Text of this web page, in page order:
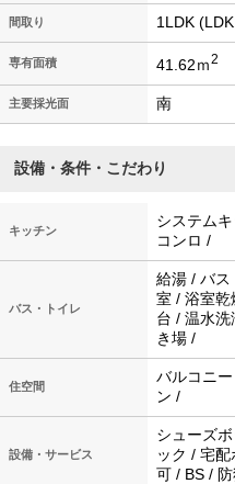
間取り 1LDK
専有面積 41.62ｍ2
主要採光面 南
設備・条件・こだわり
キッチン
システム
コンロ /
バス・トイレ
給湯 / バス
室 / 浴室乾
台 / 温水
き場 /
住空間
バルコニ
ン /
設備・サービス
シューズ
ック / 宅
可 / BS /